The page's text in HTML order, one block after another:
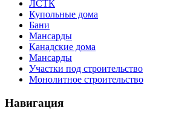
ЛСТК
Купольные дома
Бани
Мансарды
Канадские дома
Мансарды
Участки под строительство
Монолитное строительство
Навигация